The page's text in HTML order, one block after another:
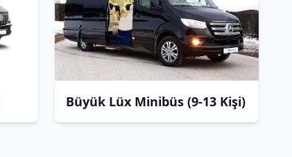
Büyük Lüx Minibüs (9-13 Kişi)